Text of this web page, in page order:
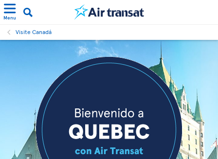
Menu
Visite Canadá